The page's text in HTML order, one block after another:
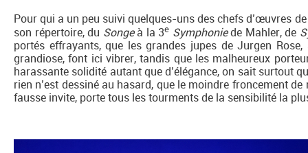
Pour qui a un peu suivi quelques-uns des chefs d’œuvres
son répertoire, du Songeà la 3e Symphoniede Mahler, de
portés effrayants, que les grandes jupes de Jurgen
grandiose, font ici vibrer, tandis que les malheureux
harassante solidité autant que d’élégance, on sait surtout
rien n’est dessiné au hasard, que le moindre froncement
fausse invite, porte tous les tourments de la sensibilité la